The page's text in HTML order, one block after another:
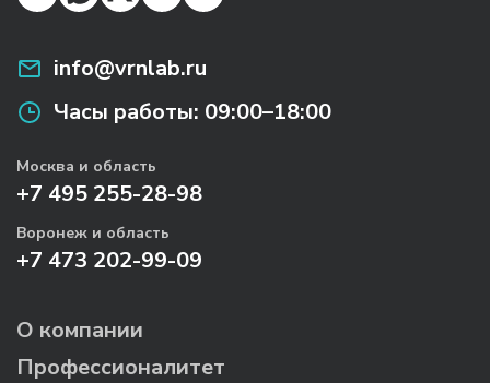
info@vrnlab.ru
Часы работы: 09:00–18:00
Москва и область
+7 495 255-28-98
Воронеж и область
+7 473 202-99-09
О компании
Профессионалитет